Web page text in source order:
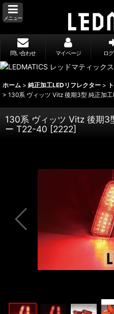
メニュー
問い合わせ マイページ ロ
ホーム > 純正加工LEDリフレクター >
> 130系 ヴィッツ Vitz 後期3型 純正加
130系 ヴィッツ Vitz 後期3
ー T22-40 [2222]